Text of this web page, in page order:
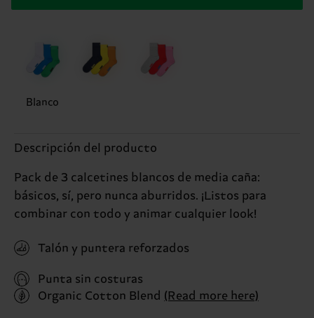
Blanco
Descripción del producto
Pack de 3 calcetines blancos de media caña:
básicos, sí, pero nunca aburridos. ¡Listos para
combinar con todo y animar cualquier look!
Talón y puntera reforzados
Punta sin costuras
Organic Cotton Blend (Read more here)